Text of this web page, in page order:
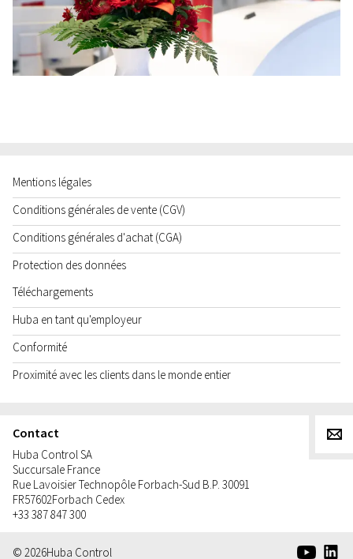
Mentions légales
Conditions générales de vente (CGV)
Conditions générales d'achat (CGA)
Protection des données
Téléchargements
Huba en tant qu'employeur
Conformité
Proximité avec les clients dans le monde entier
Contact
Huba Control SA
Succursale France
Rue Lavoisier Technopôle Forbach-Sud B.P. 30091
FR57602Forbach Cedex
+33 387 847 300
g
© 2026Huba Control e d